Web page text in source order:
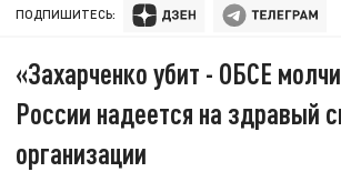
ПОДПИШИТЕСЬ:
«Захарченко убит - ОБСЕ
России надеется на здравый
организации